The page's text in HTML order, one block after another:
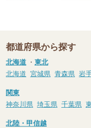
都道府県から探す
北海道 ・ 東北
北海道 宮城県 青森県 岩
関東
神奈川県 埼玉県 千葉県
北陸・甲信越